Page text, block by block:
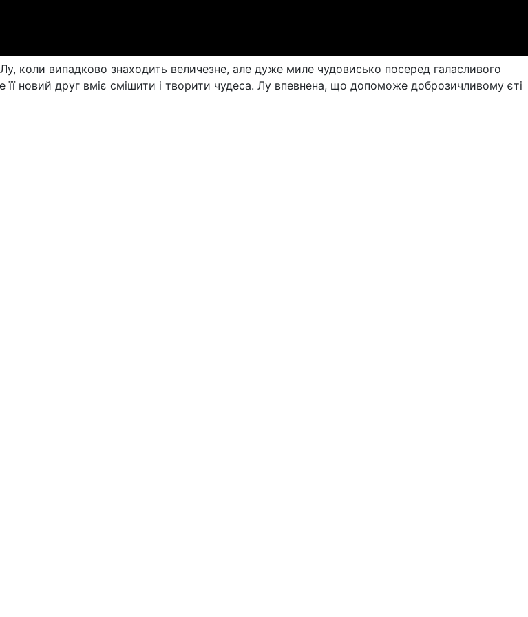
коли випадково знаходить величезне, але дуже миле чудовисько посеред галасливого
її новий друг вміє смішити і творити чудеса. Лу впевнена, що допоможе доброзичливому єті